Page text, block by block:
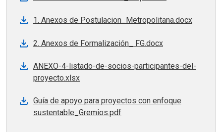
1. Anexos de Postulacion_Metropolitana.docx
2. Anexos de Formalización_ FG.docx
ANEXO-4-listado-de-socios-participantes-del-
proyecto.xlsx
Guía de apoyo para proyectos con enfoque
sustentable_Gremios.pdf